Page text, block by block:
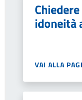
idoneità
VAI ALLA